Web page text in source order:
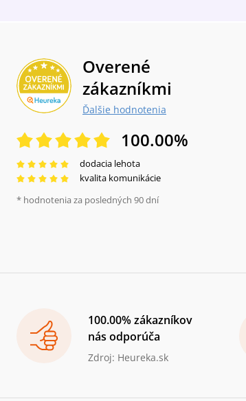
Overené
zákazníkmi
Ďalšie hodnotenia
100.00%
dodacia lehota
kvalita komunikácie
* hodnotenia za posledných 90 dní
100.00% zákazníkov
nás odporúča
Zdroj: Heureka.sk